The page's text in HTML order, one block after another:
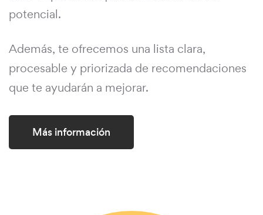
potencial.
Además, te ofrecemos una lista clara,
procesable y priorizada de recomendaciones
que te ayudarán a mejorar.
Más información